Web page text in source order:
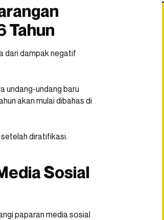
Tahun
dari dampak negatif
undang-undang baru
akan mulai dibahas di
diratifikasi.
Sosial
paparan media sosial